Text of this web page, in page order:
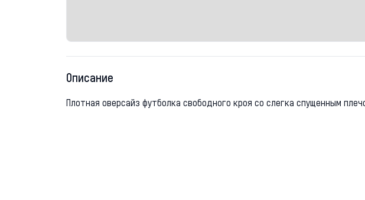
Описание
Плотная оверсайз футболка свободного кроя со слегка спущенным